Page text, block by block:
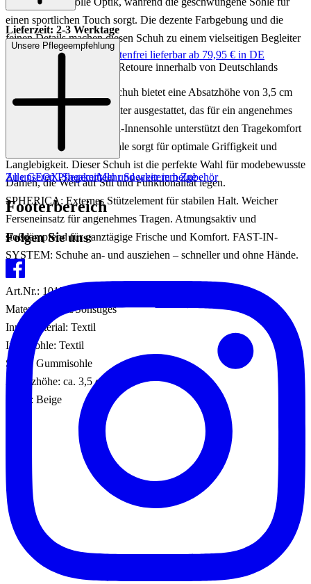
einen sportlichen Touch sorgt. Die dezente Farbgebung und die
feinen Details machen diesen Schuh zu einem vielseitigen Begleiter
für verschiedene Anlässe.
Der SPHERICA Schnürschuh bietet eine Absatzhöhe von 3,5 cm
und ist mit einem Textilfutter ausgestattet, das für ein angenehmes
Fußklima sorgt. Die Textil-Innensohle unterstützt den Tragekomfort
zusätzlich. Die Gummisohle sorgt für optimale Griffigkeit und
Langlebigkeit. Dieser Schuh ist die perfekte Wahl für modebewusste
Damen, die Wert auf Stil und Funktionalität legen.
SPHERICA: Externes Stützelement für stabilen Halt. Weicher
Ferseneinsatz für angenehmes Tragen. Atmungsaktiv und
stoßdämpfend für ganztägige Frische und Komfort. FAST-IN-
SYSTEM: Schuhe an- und ausziehen – schneller und ohne Hände.
Art.Nr.: 101307000017
Material: Textil/Sonstiges
Innenmaterial: Textil
Innensohle: Textil
Sohle: Gummisohle
Absatzhöhe: ca. 3,5 cm
Farbe: Beige
Lieferzeit: 2-3 Werktage
Keine Versandkosten:
kostenfrei lieferbar ab 79,95 € in DE
Einfache und Kostenlose Retoure innerhalb von Deutschlands
Unsere Pflegeempfehlung
Zu unseren Pflegemitteln und weiterem Zubehör
Alle GEOX SneakerMehr Sneaker in beige
Footerbereich
Folgen Sie uns: